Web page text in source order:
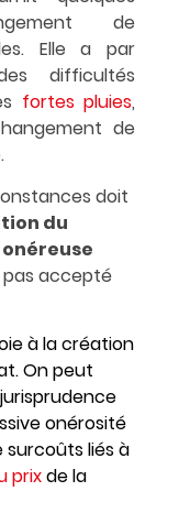
de
Elle a par
difficultés
fortes pluies,
de
doit
du
pas accepté
à la création
On peut
onérosité
surcoûts liés à
prixde la